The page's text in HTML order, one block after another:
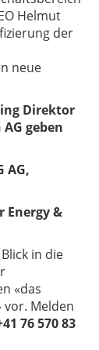
Helmut
der
neue
Direktor
geben
AG,
Energy &
in die
«das
vor. Melden
76 570 83